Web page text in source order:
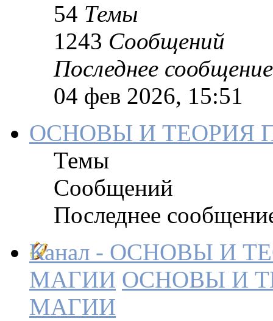
54 Темы
1243 Сообщений
Последнее сообщение
04 фев 2026, 15:51
ОСНОВЫ И ТЕОРИЯ
Темы
Сообщений
Последнее
Канал - ОСНОВЫ И
МАГИИ ОСНОВЫ И
МАГИИ